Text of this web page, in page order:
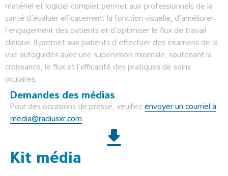
matériel et logiciel complet permet aux professionnels de la
santé d’évaluer efficacement la fonction visuelle, d’améliorer
l’engagement des patients et d’optimiser le flux de travail
clinique. Il permet aux patients d’effectuer des examens de la
vue autoguidés avec une supervision minimale, soutenant la
croissance, le flux et l’efficacité des pratiques de soins
oculaires.
Demandes des médias
Pour des occasions de presse, veuillez envoyer un courriel à
media@radiusxr.com
Kit média